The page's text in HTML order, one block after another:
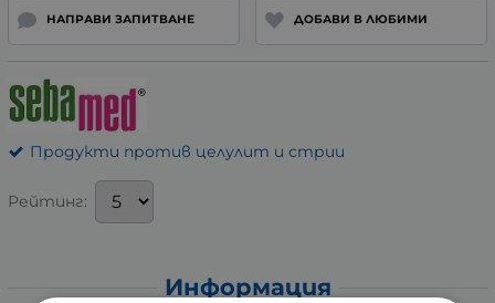
НАПРАВИ ЗАПИТВАНЕ ДОБАВИ В ЛЮБИМИ
Продукти против целулит и стрии
Рейтинг:
Информация